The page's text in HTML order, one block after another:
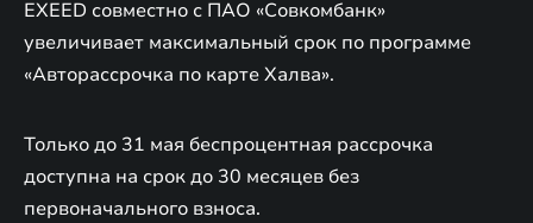
EXEED совместно с ПАО «Совкомбанк»
увеличивает максимальный срок по программе
«Авторассрочка по карте Халва».
Только до 31 мая беспроцентная рассрочка
доступна на срок до 30 месяцев без
первоначального взноса.